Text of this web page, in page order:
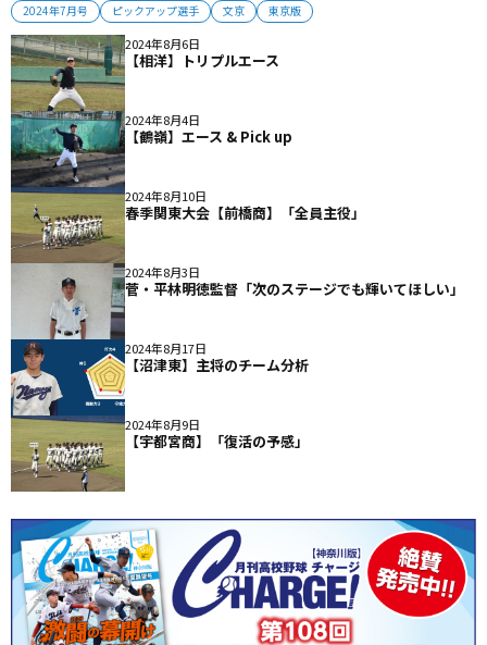
2024年7月号 ピックアップ選手 文京 東京版
2024年8月6日
【相洋】トリプルエース
2024年8月4日
【鶴嶺】エース & Pick up
2024年8月10日
春季関東大会【前橋商】「全員主役」
2024年8月3日
菅・平林明徳監督「次のステージでも輝いてほしい」
2024年8月17日
【沼津東】主将のチーム分析
2024年8月9日
【宇都宮商】「復活の予感」